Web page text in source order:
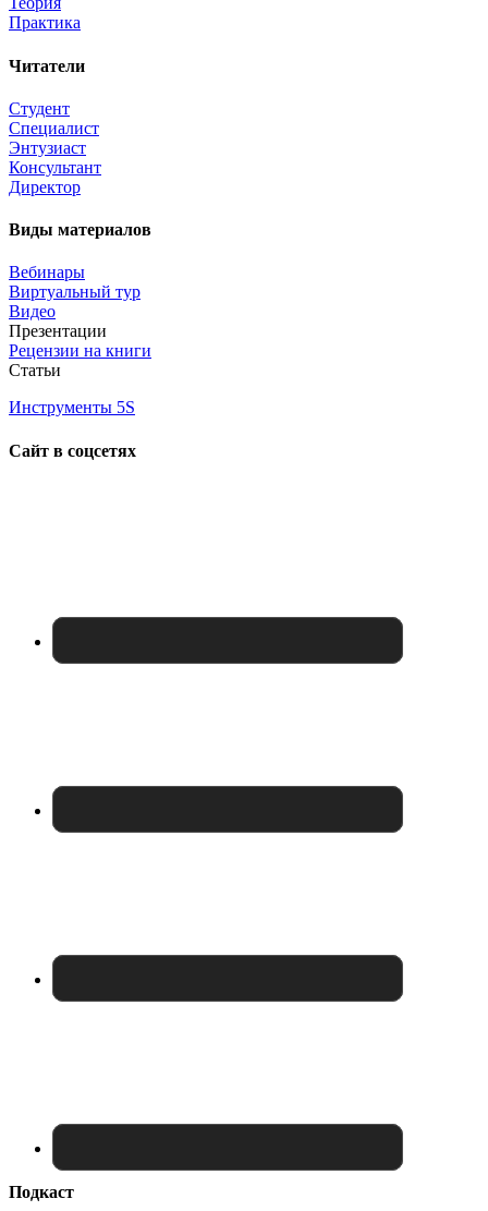
Практика
Читатели
Студент
Специалист
Энтузиаст
Консультант
Директор
Виды материалов
Вебинары
Виртуальный тур
Видео
Презентации
Рецензии на книги
Статьи
Инструменты 5S
Сайт в соцсетях
Подкаст